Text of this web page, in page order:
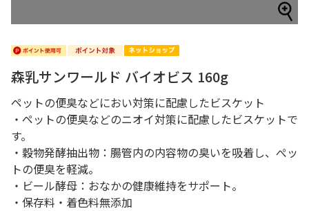
森乳サンワールド バイオビス 160g
ペットの便臭などにおい対策に配慮したビスケット
・ペットの便臭などのニオイ対策に配慮したビスケットで
す。
・穀物発酵抽出物：腸管内の内容物の臭いを吸着し、ぺッ
トの便臭を軽減。
・ビール酵母：おなかの健康維持をサポート。
・保存料・着色料無添加